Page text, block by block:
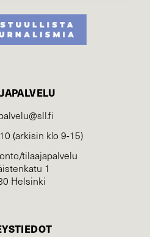
(arkisin klo 9-15)
tilaajapalvelu
1
Helsinki